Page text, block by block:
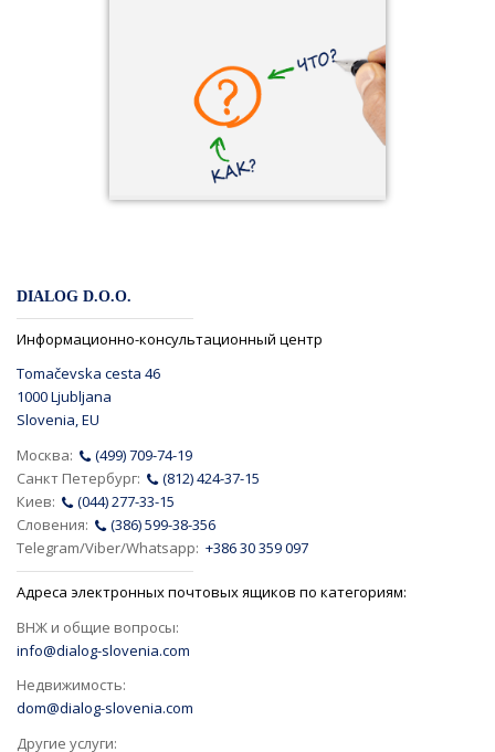
DIALOG D.O.O.
Информационно-консультационный центр
Tomačevska cesta 46
1000 Ljubljana
Slovenia, EU
Москва:
(499) 709-74-19
Санкт Петербург:
(812) 424-37-15
Киев:
(044) 277-33-15
Словения:
(386) 599-38-356
Telegram/Viber/Whatsapp: +386 30 359 097
Адреса электронных почтовых ящиков по категориям:
ВНЖ и общие вопросы:
info@dialog-slovenia.com
Недвижимость:
dom@dialog-slovenia.com
Другие услуги: